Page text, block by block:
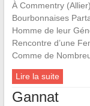
À Commentry
Bourbonnaises
Homme de leur
Rencontre d’une
Comme de
Lire la suite
Gannat